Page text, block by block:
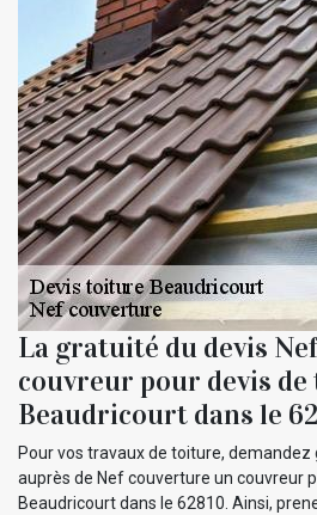
La gratuité du devis
couvreur pour devis
Beaudricourt dans le
Pour vos travaux de toiture,
auprès de Nef couverture un couvreur
Beaudricourt dans le 62810. Ainsi,